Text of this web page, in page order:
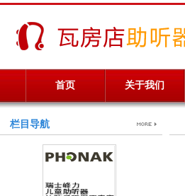
首页 关于我们
栏目导航